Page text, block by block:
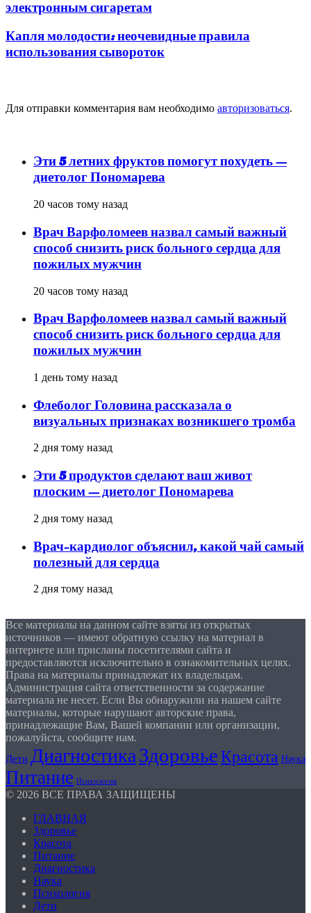
электронным сигаретам
Капля молодости: неочевидные правила
использования сывороток
Для отправки комментария вам необходимо авторизоваться.
Эти 5 летних фруктов помогут похудеть —
диетолог Пономарева
20 часов тому назад
Врач Варфоломеев назвал самый важный
способ снизить риск больного сердца для
пожилых мужчин
20 часов тому назад
Врач Варфоломеев назвал самый важный
способ снизить риск больного сердца для
пожилых мужчин
1 день тому назад
Флеболог Головина рассказала о
визуальных признаках возникшего тромба
2 дня тому назад
Эти 5 продуктов сделают ваш живот
плоским — диетолог Пономарева
2 дня тому назад
Врач-кардиолог объяснил, какой чай самый
полезный для сердца
2 дня тому назад
Все материалы на данном сайте взяты из открытых
источников — имеют обратную ссылку на материал в
интернете или присланы посетителями сайта и
предоставляются исключительно в ознакомительных целях.
Права на материалы принадлежат их владельцам.
Администрация сайта ответственности за содержание
материала не несет. Если Вы обнаружили на нашем сайте
материалы, которые нарушают авторские права,
принадлежащие Вам, Вашей компании или организации,
пожалуйста, сообщите нам.
Дети ДиагностикаЗдоровьеКрасота Наука
Питание Психология
© 2026 ВСЕ ПРАВА ЗАЩИЩЕНЫ
ГЛАВНАЯ
Здоровье
Красота
Питание
Диагностика
Наука
Психология
Дети